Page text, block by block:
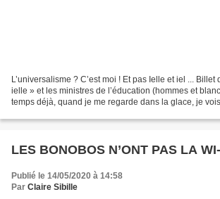
L’universalisme ? C’est moi ! Et pas Ielle et iel ... Billet
ielle » et les ministres de l’éducation (hommes et
temps déjà, quand je me regarde dans la glace, je
LES BONOBOS N’ONT PAS LA
Publié le 14/05/2020 à 14:58
Par Claire Sibille